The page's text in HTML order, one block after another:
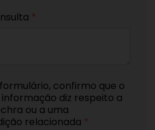
*
confirmo que o
diz respeito a
ou a uma
relacionada *